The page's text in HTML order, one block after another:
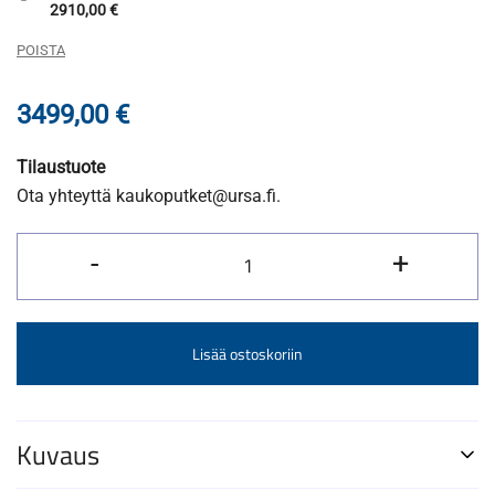
2910,00€
POISTA
3499,00 €
Tilaustuote
Ota yhteyttä kaukoputket@ursa.fi.
-
76HA
määrä
+
Lisää ostoskoriin
Kuvaus